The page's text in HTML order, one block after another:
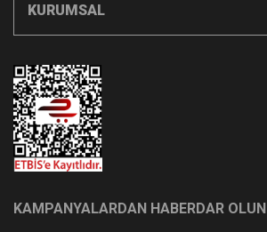
KURUMSAL
KAMPANYALARDAN HABERDAR OLUN